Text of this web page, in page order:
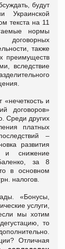
будут
Украинской
текста на 11
нормы
договорных
также
преимуществ
вследствие
и
договоров»
Среди других
платных
–
развития
и снижение
за 8
в основном
налогов.
«Бонусы,
услуги,
мы хотим
то
Отличная